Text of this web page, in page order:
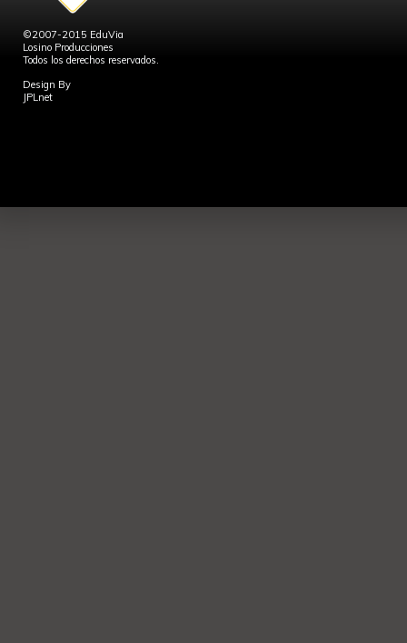
©2007-2015 EduVia
Losino Producciones
Todos los derechos reservados.
Design By
JPLnet